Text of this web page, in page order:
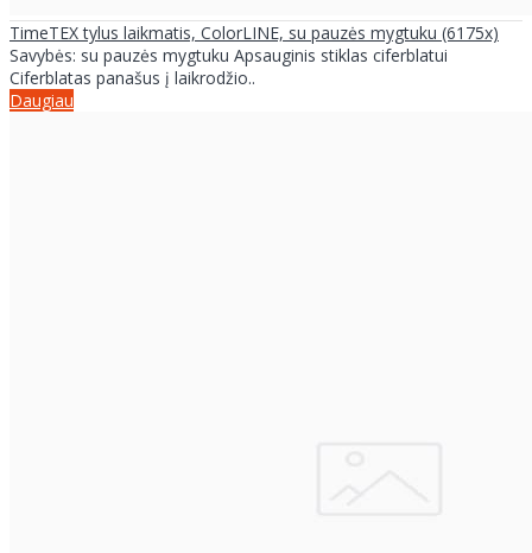
TimeTEX tylus laikmatis, ColorLINE, su pauzės mygtuku (6175x)
Savybės: su pauzės mygtuku Apsauginis stiklas ciferblatui
Ciferblatas panašus į laikrodžio..
Daugiau